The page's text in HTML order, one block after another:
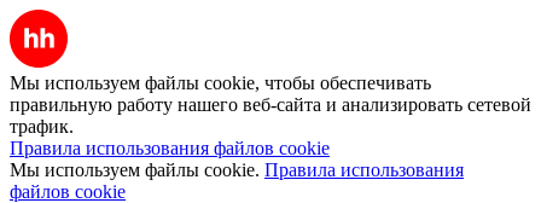
Мы используем файлы cookie, чтобы обеспечивать
правильную работу нашего веб-сайта и анализировать сетевой
трафик.
Правила использования файлов cookie
Мы используем файлы cookie. Правила использования
файлов cookie